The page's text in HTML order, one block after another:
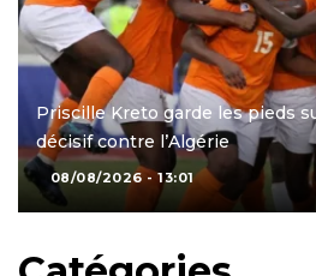
Priscille Kreto garde les pieds
décisif contre l’Algérie
08/08/2026 - 13:01